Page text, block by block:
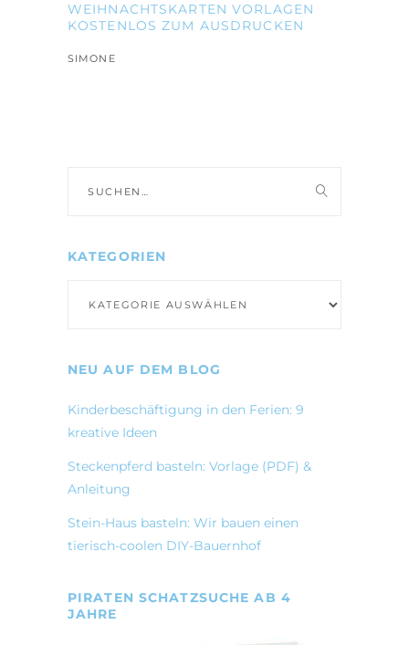
WEIHNACHTSKARTEN VORLAGEN
KOSTENLOS ZUM AUSDRUCKEN
SIMONE
nach:
KATEGORIEN
NEU AUF DEM BLOG
Kinderbeschäftigung in den Ferien: 9
kreative Ideen
Steckenpferd basteln: Vorlage (PDF) &
Anleitung
Stein-Haus basteln: Wir bauen einen
tierisch-coolen DIY-Bauernhof
PIRATEN SCHATZSUCHE AB 4
JAHRE